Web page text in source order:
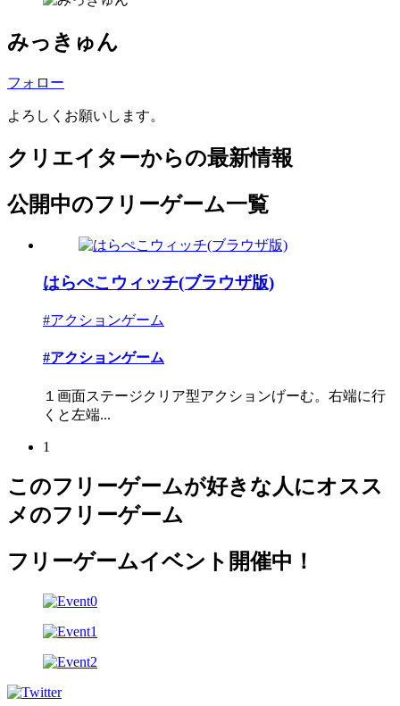
みっきゅん
フォロー
よろしくお願いします。
クリエイターからの最新情報
公開中のフリーゲーム一覧
はらぺこウィッチ(ブラウザ版)
#アクションゲーム
#アクションゲーム
１画面ステージクリア型アクションげーむ。右端に行
くと左端...
1
このフリーゲームが好きな人にオスス
メのフリーゲーム
フリーゲームイベント開催中！